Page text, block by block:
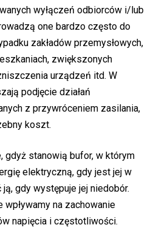
wyłączeń odbiorców i/lub
one bardzo często do
zakładów przemysłowych,
zwiększonych
urządzeń itd. W
podjęcie działań
z przywróceniem zasilania,
koszt.
gdyż stanowią bufor, w którym
elektryczną, gdy jest jej w
gdy występuje jej niedobór.
wpływamy na zachowanie
napięcia i częstotliwości.